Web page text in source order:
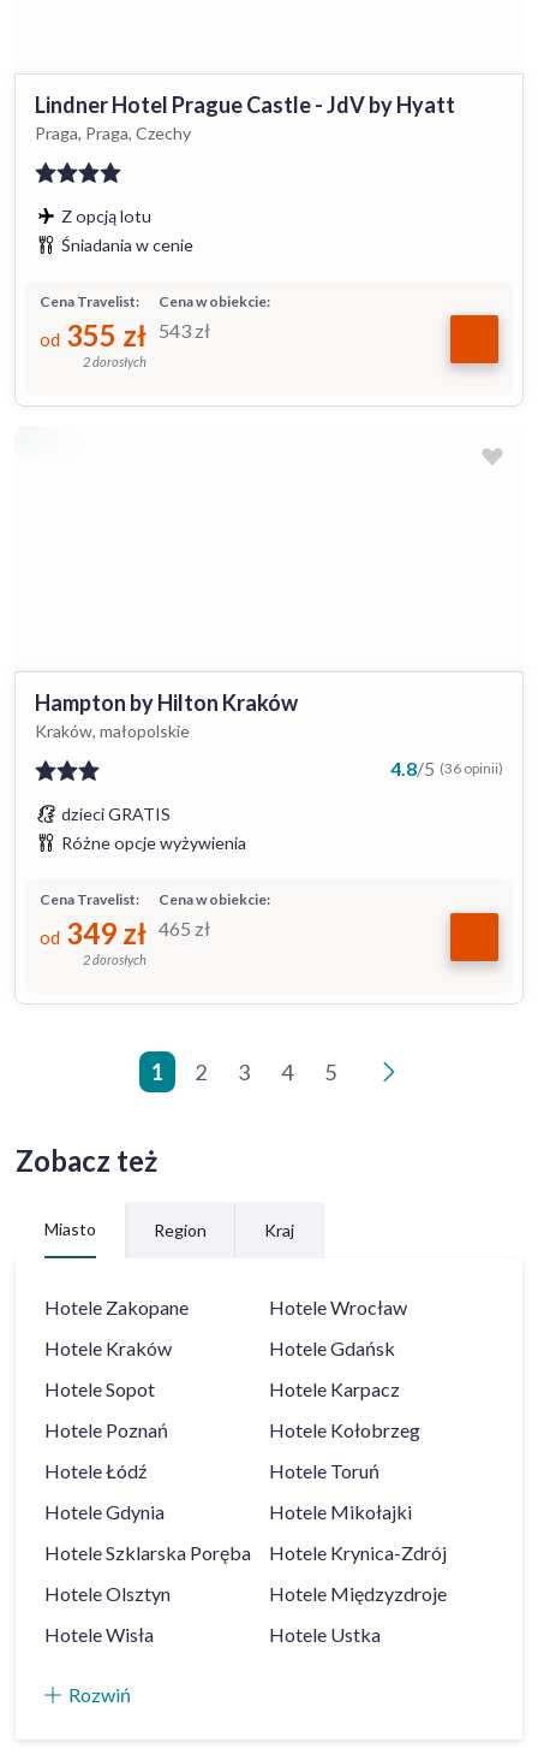
Lindner Hotel Prague Castle - JdV by Hyatt
Praga, Praga, Czechy
Z opcją lotu
Śniadania w cenie
Cena w obiekcie:
543 zł
Cena Travelist:
od 355 zł
2 dorosłych
Hampton by Hilton Kraków
Kraków, małopolskie
4.8/5 (36 opinii)
dzieci GRATIS
Różne opcje wyżywienia
Cena w obiekcie:
465 zł
Cena Travelist:
od 349 zł
2 dorosłych
1 2 3 4 5
>
Zobacz też
Miasto Region Kraj
Hotele Zakopane HoteleWrocław
Hotele Kraków HoteleGdańsk
HoteleSopot Hotele Karpacz
Hotele Poznań Hotele Kołobrzeg
HoteleŁódź Hotele Toruń
HoteleGdynia Hotele Mikołajki
HoteleSzklarska Poręba Hotele Krynica-Zdrój
HoteleOlsztyn Hotele Międzyzdroje
HoteleWisła Hotele Ustka
Rozwiń